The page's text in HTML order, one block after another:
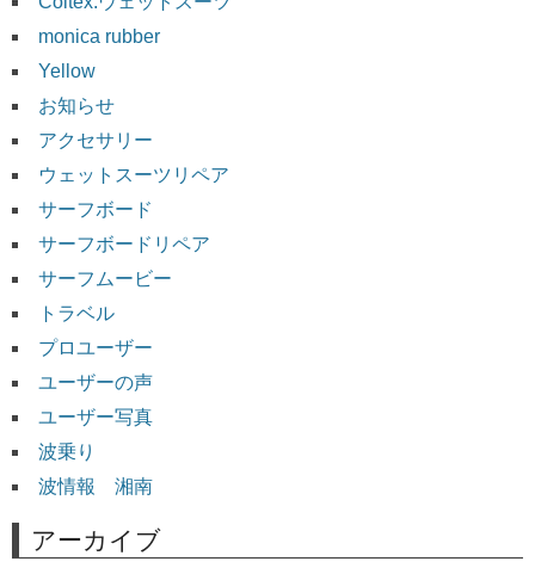
monica rubber
Yellow
お知らせ
アクセサリー
ウェットスーツリペア
サーフボード
サーフボードリペア
サーフムービー
トラベル
プロユーザー
ユーザーの声
ユーザー写真
波乗り
波情報 湘南
アーカイブ